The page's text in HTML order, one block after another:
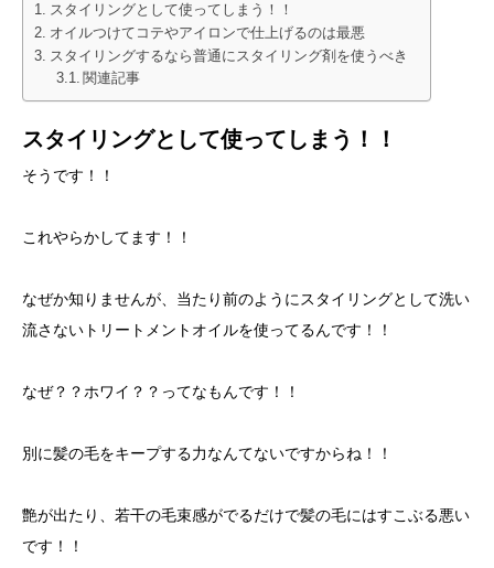
スタイリングとして使ってしまう！！
オイルつけてコテやアイロンで仕上げるのは最悪
スタイリングするなら普通にスタイリング剤を使うべき
関連記事
スタイリングとして使ってしまう！！
そうです！！
これやらかしてます！！
なぜか知りませんが、当たり前のようにスタイリングとして洗い
流さないトリートメントオイルを使ってるんです！！
なぜ？？ホワイ？？ってなもんです！！
別に髪の毛をキープする力なんてないですからね！！
艶が出たり、若干の毛束感がでるだけで髪の毛にはすこぶる悪い
です！！